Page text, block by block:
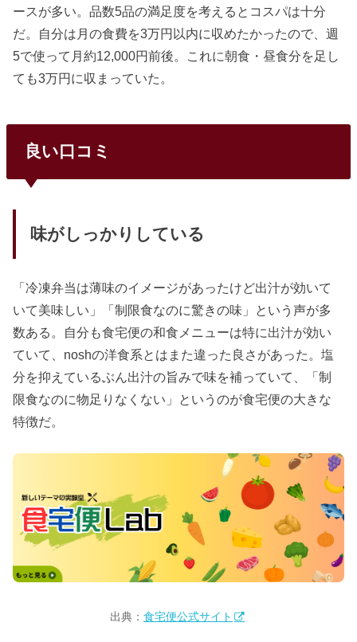
ースが多い。品数5品の満足度を考えるとコスパは十分
だ。自分は月の食費を3万円以内に収めたかったので、週
5で使って月約12,000円前後。これに朝食・昼食分を足し
ても3万円に収まっていた。
良い口コミ
味がしっかりしている
「冷凍弁当は薄味のイメージがあったけど出汁が効いて
いて美味しい」「制限食なのに驚きの味」という声が多
数ある。自分も食宅便の和食メニューは特に出汁が効い
ていて、noshの洋食系とはまた違った良さがあった。塩
分を抑えているぶん出汁の旨みで味を補っていて、「制
限食なのに物足りなくない」というのが食宅便の大きな
特徴だ。
出典： 食宅便公式サイト